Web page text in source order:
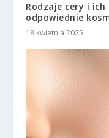
Rodzaje cery i
odpowiednie
18 kwietnia 2025